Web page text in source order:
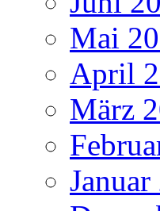
Mai
April
März